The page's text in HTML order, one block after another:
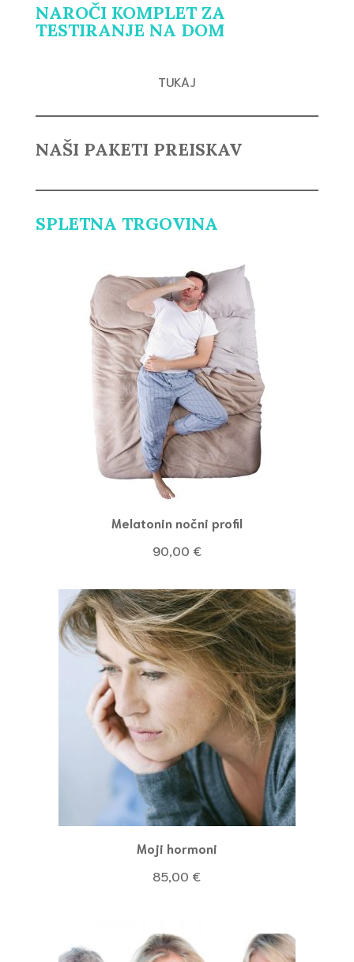
NAROČI KOMPLET ZA
TESTIRANJE NA DOM
TUKAJ
NAŠI PAKETI PREISKAV
SPLETNA TRGOVINA
Melatonin nočni profil
90,00 €
Moji hormoni
85,00 €